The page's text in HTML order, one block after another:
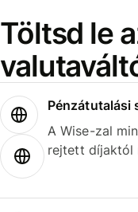
Töltsd le
Pénzátutalási
A Wise-zal
rejtett díjaktól